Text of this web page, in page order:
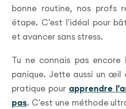
bonne routine, nos profs
étape. C'est l'idéal pour
et avancer sans stress.
Tu ne connais pas
panique. Jette aussi un œil
pratique pour apprendre
pas. C'est une méthode